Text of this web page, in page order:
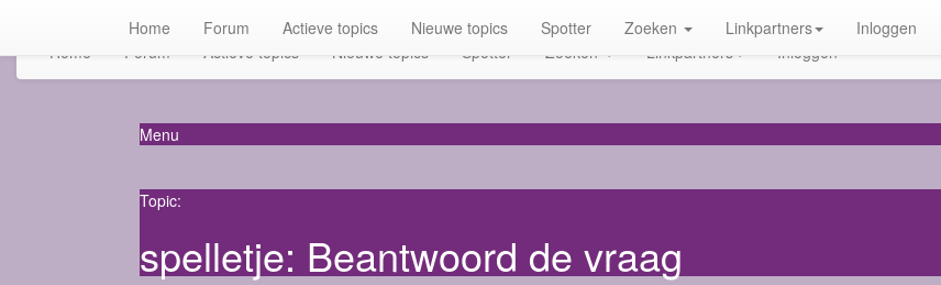
Home Forum Actieve topics Nieuwe topics Spotter Zoeken Linkpartners Inloggen
Home Forum Actieve topics Nieuwe topics Spotter Zoeken Linkpartners Inloggen
Menu
Topic:
spelletje: Beantwoord de vraag